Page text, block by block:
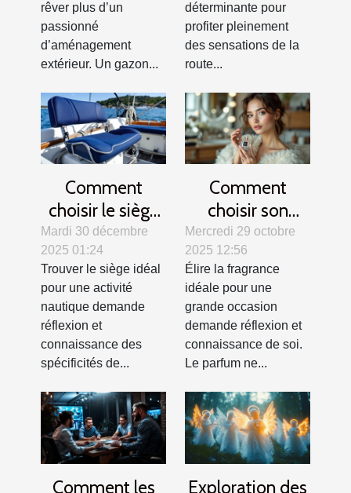
rêver plus d’un
passionné
d’aménagement
extérieur. Un gazon...
déterminante pour
profiter pleinement
des sensations de la
route...
Comment
choisir le siège
idéal pour votre
activité
nautique ?
Mardi 30 décembre
2025 01:24
Trouver le siège idéal
pour une activité
nautique demande
réflexion et
connaissance des
spécificités de...
Comment
choisir son
parfum pour les
grandes
occasions ?
Mercredi 29 octobre
2025 12:56
Élire la fragrance
idéale pour une
grande occasion
demande réflexion et
connaissance de soi.
Le parfum ne...
Comment les
Exploration des